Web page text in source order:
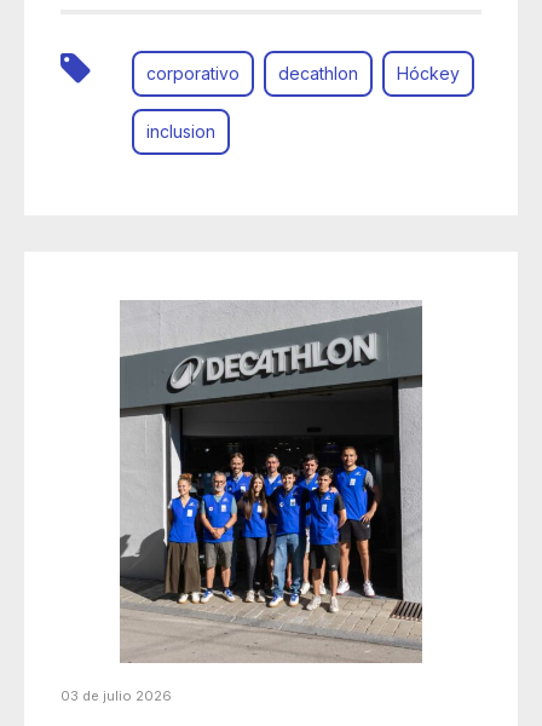
corporativo decathlon Hóckey
inclusion
03 de julio 2026